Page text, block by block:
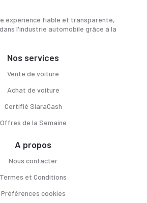
expérience fiable et transparente,
l'industrie automobile grâce à la
Nos services
Vente de voiture
Achat de voiture
Certifié SiaraCash
Offres de la Semaine
A propos
Nous contacter
Termes et Conditions
Préférences cookies